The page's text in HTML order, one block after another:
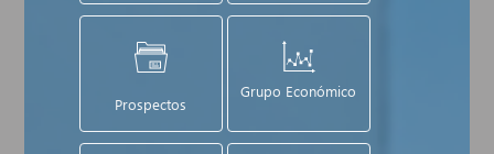
Prospectos
Grupo Económico